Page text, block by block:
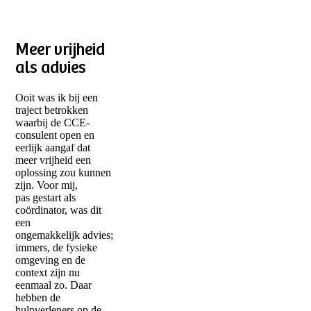
Meer vrijheid
als advies
Ooit was ik bij een
traject betrokken
waarbij de CCE-
consulent open en
eerlijk aangaf dat
meer vrijheid een
oplossing zou kunnen
zijn. Voor mij,
pas gestart als
coördinator, was dit
een
ongemakkelijk advies;
immers, de fysieke
omgeving en de
context zijn nu
eenmaal zo. Daar
hebben de